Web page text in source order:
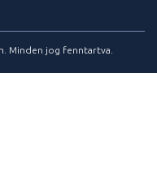
Minden jog fenntartva.